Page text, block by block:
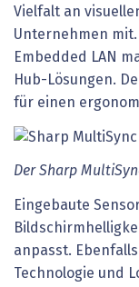
Vielfalt an
Unternehmen mit.
Embedded LAN
Hub-Lösungen.
für einen
Der Sharp
Eingebaute
anpasst.
Technologie und